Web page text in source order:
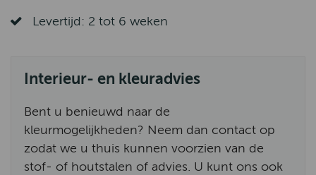
Levertijd: 2 tot 6 weken
Interieur- en kleuradvies
Bent u benieuwd naar de
kleurmogelijkheden? Neem dan contact op
zodat we u thuis kunnen voorzien van de
stof- of houtstalen of advies. U kunt ons ook